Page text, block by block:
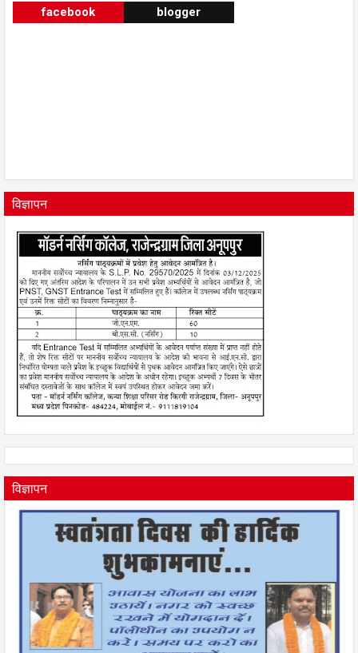
facebook blogger
विज्ञापन
विज्ञापन